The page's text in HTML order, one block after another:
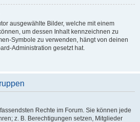
ausgewählte Bilder, welche mit einem
um dessen Inhalt kennzeichnen zu
Symbole zu verwenden, hängt von deinen
Administration gesetzt hat.
Rechte im Forum. Sie können jede
z. B. Berechtigungen setzen, Mitglieder